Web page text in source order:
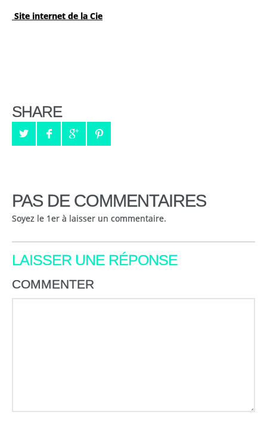
Site internet de la Cie
SHARE
PAS DE COMMENTAIRES
Soyez le 1er à laisser un commentaire.
LAISSER UNE RÉPONSE
COMMENTER